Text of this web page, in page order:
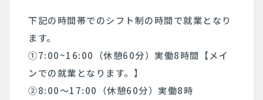
下記の時間帯でのシフト制の時間で就業となり
ます。
➀7:00~16:00（休憩60分）実働8時間【メイ
ンでの就業となります。】
②8:00～17:00（休憩60分）実働8時